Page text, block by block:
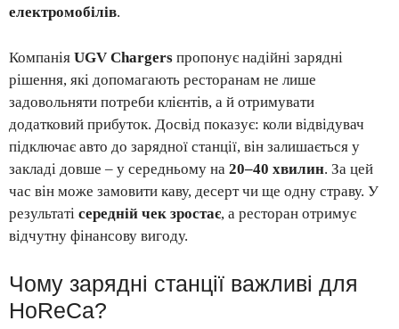
електромобілів.
Компанія UGV Chargers пропонує надійні зарядні
рішення, які допомагають ресторанам не лише
задовольняти потреби клієнтів, а й отримувати
додатковий прибуток. Досвід показує: коли відвідувач
підключає авто до зарядної станції, він залишається у
закладі довше – у середньому на 20–40 хвилин. За цей
час він може замовити каву, десерт чи ще одну страву. У
результаті середній чек зростає, а ресторан отримує
відчутну фінансову вигоду.
Чому зарядні станції важливі для
HoReCa?